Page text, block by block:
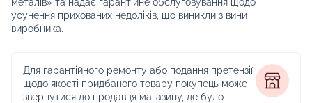
усунення прихованих недоліків, що виникли з вини
виробника.
Для гарантійного ремонту або подання претензії
щодо якості придбаного товару покупець може
звернутися до продавця магазину, де було